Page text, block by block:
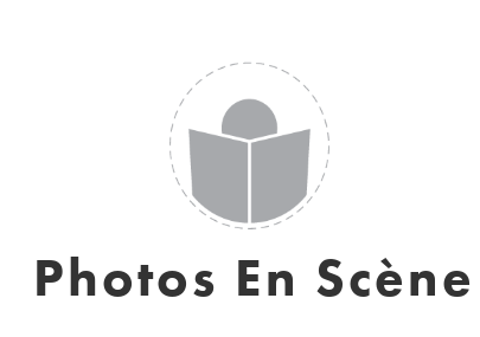
Photos En Scène